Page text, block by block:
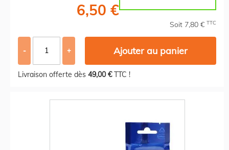
6,50 €
Soit 7,80 € TTC
- + Ajouter au panier
Livraison offerte dès 49,00 €TTC !